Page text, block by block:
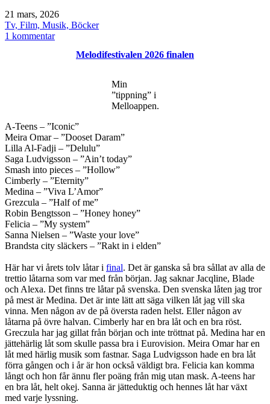
Publicerat
den
21 mars, 2026
Kategoriserat
som
Tv, Film, Musik, Böcker
1 kommentartill
Melodifestivalen 2026 finalen
Min
”tippning” i
Melloappen.
A-Teens – ”Iconic”
Meira Omar – ”Dooset Daram”
Lilla Al-Fadji – ”Delulu”
Saga Ludvigsson – ”Ain’t today”
Smash into pieces – ”Hollow”
Cimberly – ”Eternity”
Medina – ”Viva L’Amor”
Grezcula – ”Half of me”
Robin Bengtsson – ”Honey honey”
Felicia – ”My system”
Sanna Nielsen – ”Waste your love”
Brandsta city släckers – ”Rakt in i elden”
Här har vi årets tolv låtar i final. Det är ganska så bra sållat av alla de
trettio låtarna som var med från början. Jag saknar Jacqline, Blade
och Alexa. Det finns tre låtar på svenska. Den svenska låten jag tror
på mest är Medina. Det är inte lätt att säga vilken låt jag vill ska
vinna. Men någon av de på översta raden helst. Eller någon av
låtarna på övre halvan. Cimberly har en bra låt och en bra röst.
Greczula har jag gillat från början och inte tröttnat på. Medina har en
jättehärlig låt som skulle passa bra i Eurovision. Meira Omar har en
låt med härlig musik som fastnar. Saga Ludvigsson hade en bra låt
förra gången och i år är hon också väldigt bra. Felicia kan komma
långt och hon får ännu fler poäng från mig utan mask. A-teens har
en bra låt, helt okej. Sanna är jätteduktig och hennes låt har växt
med varje lyssning.